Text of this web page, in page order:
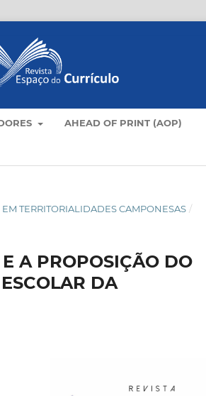
AHEAD OF PRINT (AOP)
EM TERRITORIALIDADES CAMPONESAS /
A PROPOSIÇÃO DO
DA